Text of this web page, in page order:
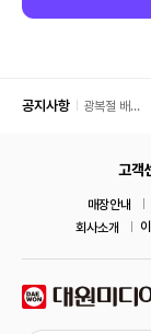
공지사항
광복절 배
고객
매장안내
회사소개